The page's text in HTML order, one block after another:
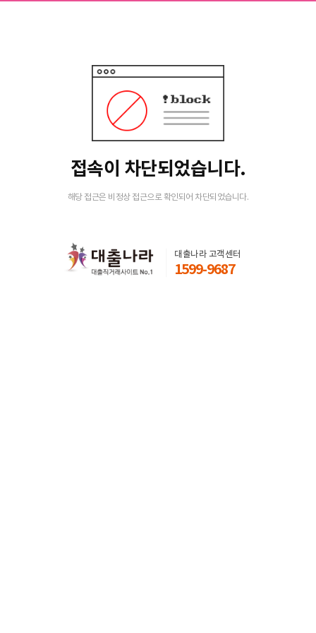
접속이 차단되었습니다.
해당 접근은 비정상 접근으로 확인되어 차단되었습니다.
대출나라 고객센터
1599-9687